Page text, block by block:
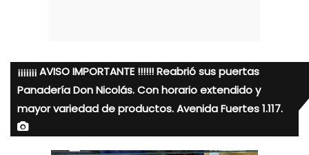
¡¡¡¡¡¡¡ AVISO IMPORTANTE !!!!!! Reabrió sus puertas
Panadería Don Nicolás. Con horario extendido y
mayor variedad de productos. Avenida Fuertes 1.117.